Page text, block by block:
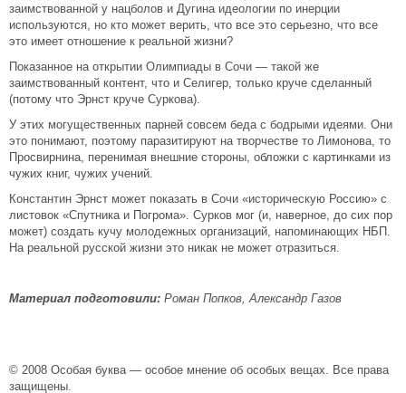
заимствованной у нацболов и Дугина идеологии по инерции
используются, но кто может верить, что все это серьезно, что все
это имеет отношение к реальной жизни?
Показанное на открытии Олимпиады в Сочи — такой же
заимствованный контент, что и Селигер, только круче сделанный
(потому что Эрнст круче Суркова).
У этих могущественных парней совсем беда с бодрыми идеями. Они
это понимают, поэтому паразитируют на творчестве то Лимонова, то
Просвирнина, перенимая внешние стороны, обложки с картинками из
чужих книг, чужих учений.
Константин Эрнст может показать в Сочи «историческую Россию» с
листовок «Спутника и Погрома». Сурков мог (и, наверное, до сих пор
может) создать кучу молодежных организаций, напоминающих НБП.
На реальной русской жизни это никак не может отразиться.
Материал подготовили: Роман Попков, Александр Газов
© 2008 Особая буква — особое мнение об особых вещах. Все права
защищены.